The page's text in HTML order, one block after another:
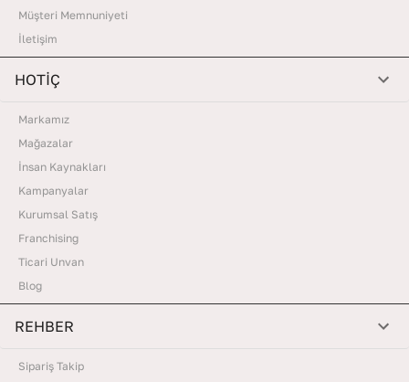
Müşteri Memnuniyeti
İletişim
HOTİÇ
Markamız
Mağazalar
İnsan Kaynakları
Kampanyalar
Kurumsal Satış
Franchising
Ticari Unvan
Blog
REHBER
Sipariş Takip